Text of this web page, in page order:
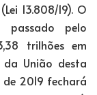
13.808/19). O
pelo
trilhões em
da União desta
2019 fechará